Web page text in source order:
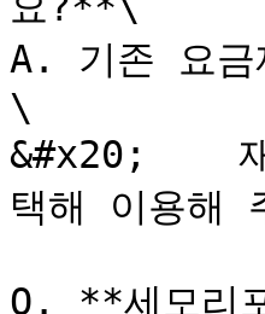
A. 기존 요
\
&#x20;    재
택해 이용해
Q. **세모리